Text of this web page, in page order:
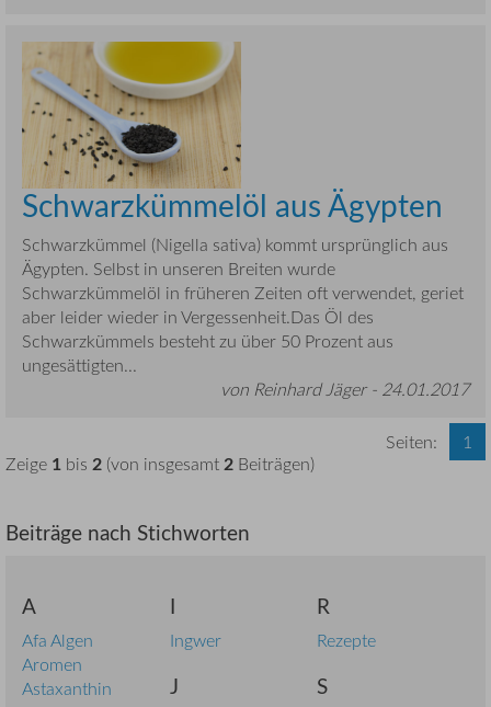
Schwarzkümmelöl aus Ägypten
Schwarzkümmel (Nigella sativa) kommt ursprünglich aus
Ägypten. Selbst in unseren Breiten wurde
Schwarzkümmelöl in früheren Zeiten oft verwendet, geriet
aber leider wieder in Vergessenheit.Das Öl des
Schwarzkümmels besteht zu über 50 Prozent aus
ungesättigten...
von Reinhard Jäger - 24.01.2017
Zeige 1 bis 2 (von insgesamt2 Beiträgen)
Seiten: 1
Beiträge nach Stichworten
A
Afa Algen
Aromen
Astaxanthin
I
Ingwer
J
R
Rezepte
S